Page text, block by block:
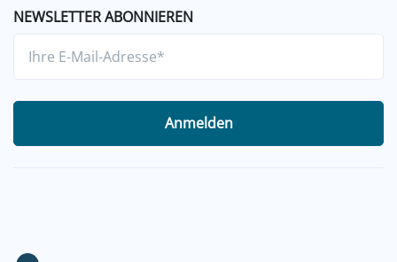
NEWSLETTER ABONNIEREN
Anmelden